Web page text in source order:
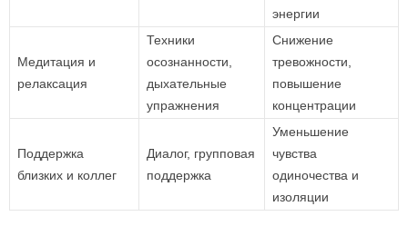
энергии
Медитация и
релаксация
Техники
осознанности,
дыхательные
упражнения
Снижение
тревожности,
повышение
концентрации
Поддержка
близких и коллег
Диалог, групповая
поддержка
Уменьшение
чувства
одиночества и
изоляции